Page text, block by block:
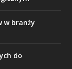
w branży
do